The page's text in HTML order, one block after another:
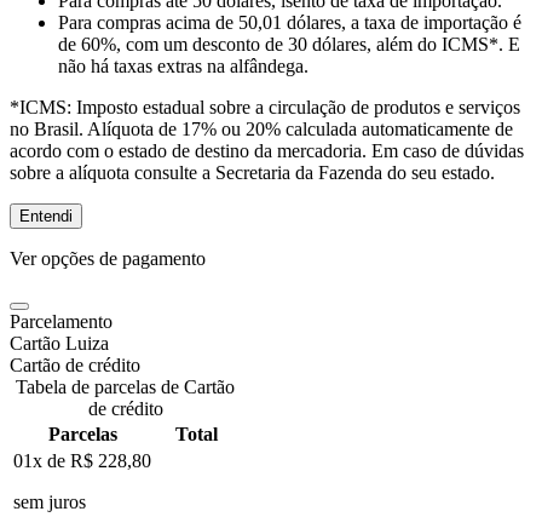
Para compras acima de 50,01 dólares, a taxa de importação é
de 60%, com um desconto de 30 dólares, além do ICMS*. E
não há taxas extras na alfândega.
*ICMS: Imposto estadual sobre a circulação de produtos e serviços
no Brasil. Alíquota de 17% ou 20% calculada automaticamente de
acordo com o estado de destino da mercadoria. Em caso de dúvidas
sobre a alíquota consulte a Secretaria da Fazenda do seu estado.
Entendi
Ver opções de pagamento
Parcelamento
Cartão Luiza
Cartão de crédito
Tabela de parcelas de Cartão
de crédito
Parcelas
Total
01x de R$ 228,80
sem juros